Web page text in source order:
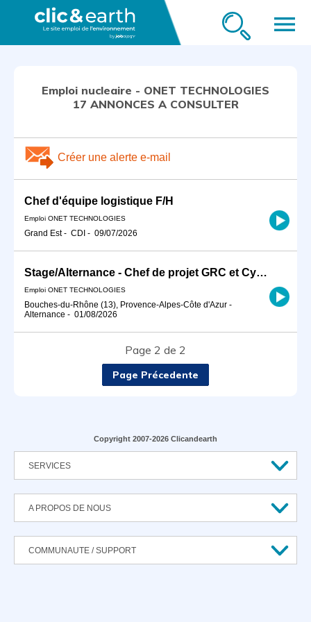
menu
Emploi nucleaire - ONET TECHNOLOGIES
17 ANNONCES A CONSULTER
Créer une alerte e-mail
Chef d'équipe logistique F/H
Emploi ONET TECHNOLOGIES
Grand Est- CDI - 09/07/2026
Stage/Alternance - Chef de projet GRC et Cybersécurité F/H
Emploi ONET TECHNOLOGIES
Bouches-du-Rhône (13), Provence-Alpes-Côte d'Azur -
Alternance - 01/08/2026
Page 2 de 2
Page Précedente
Copyright 2007-2026 Clicandearth
SERVICES
A PROPOS DE NOUS
COMMUNAUTE / SUPPORT